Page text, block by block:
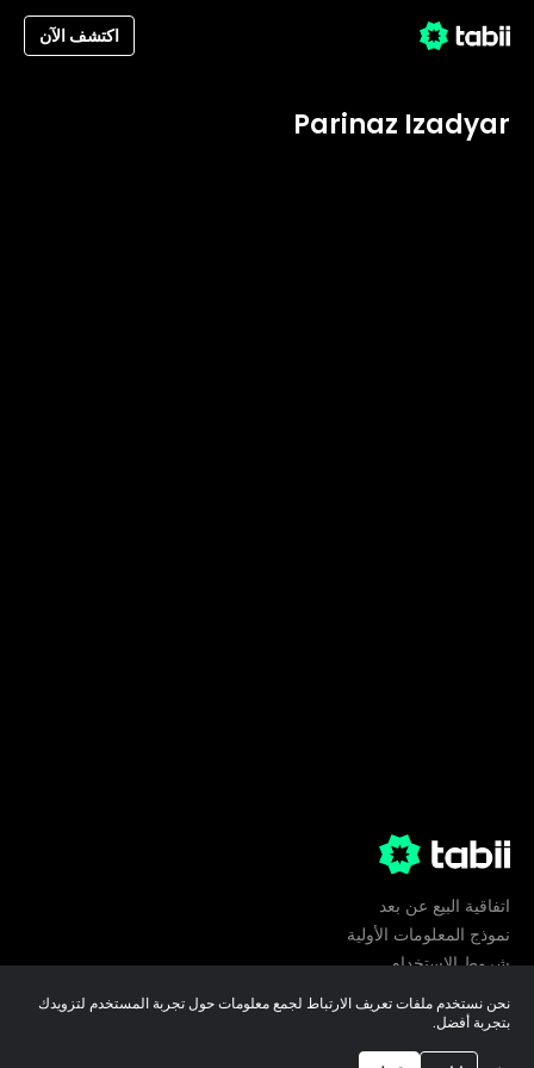
اكتشف الآن
Parinaz Izadyar
اتفاقية البيع عن بعد
نموذج المعلومات الأولية
شروط الإستخدام
تفضيلات ملفات تعريف الارتباط
نحن نستخدم ملفات تعريف الارتباط لجمع معلومات حول تجربة المستخدم لتزويدك
بتجربة أفضل.